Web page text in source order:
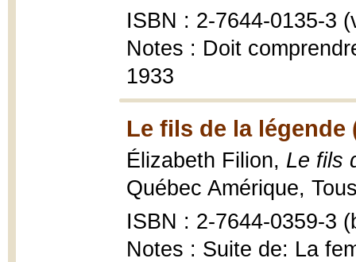
ISBN : 2-7644-0135-3
Notes : Doit
1933
Le fils de la légende
Élizabeth Filion, Le fils
Québec Amérique,
ISBN : 2-7644-0359-3
Notes : Suite de: La